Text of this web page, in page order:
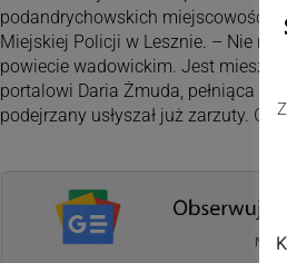
podandrychowskich miejscowości.
Miejskiej Policji w Lesznie. – Nie
powiecie wadowickim. Jest
portalowi Daria Żmuda, pełniąca
podejrzany usłyszał już zarzuty.